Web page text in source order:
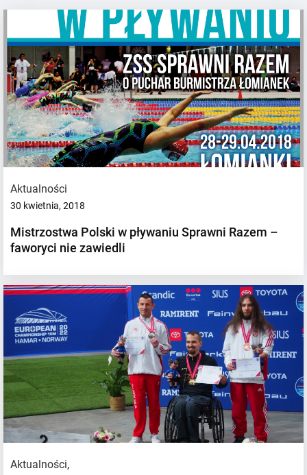
Aktualności
30 kwietnia, 2018
Mistrzostwa Polski w pływaniu Sprawni Razem –
faworyci nie zawiedli
Aktualności,